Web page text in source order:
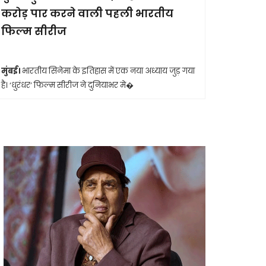
Shashwatdrishti.in
May 15, 2026
जहां कभी एम्बुलेंस
पहुंचना भी सपना था,
May 2, 2026
छत्तीसगढ़ के कांकेर में
आईईडी ब्लास्ट,
करोड़ पार करने वाली पहली भारतीय
फिल्म सीरीज
मुंबई। भारतीय सिनेमा के इतिहास में एक नया अध्याय जुड़ गया
है। ‘धुरंधर’ फिल्म सीरीज ने दुनियाभर मे�